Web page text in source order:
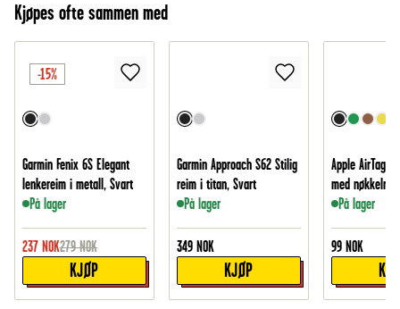
Kjøpes ofte sammen med
-15%
Garmin Fenix 6S Elegant
lenkereim i metall, Svart
På lager
237 NOK279 NOK
KJØP
Garmin Approach S62 Stilig
reim i titan, Svart
På lager
349 NOK
KJØP
Apple AirTag
med
På lager
99 NOK